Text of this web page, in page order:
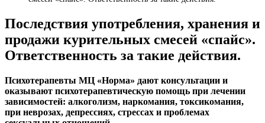
Последствия употребления, хранения и
продажи курительных смесей «спайс».
Ответственность за такие действия.
Психотерапевты МЦ «Норма» дают консультации и
оказывают психотерапевтическую помощь при лечении
зависимостей: алкоголизм, наркомания, токсикомания,
при неврозах, депрессиях, стрессах и проблемах